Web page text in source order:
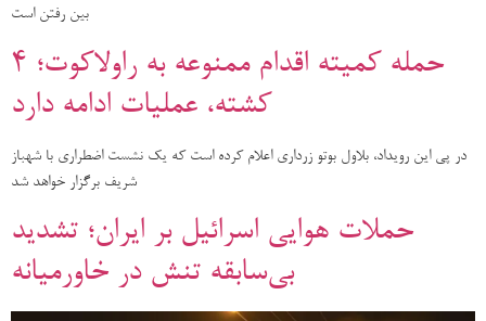
بین رفتن است
حمله کمیته اقدام ممنوعه به راولاکوت؛ ۴
کشته، عملیات ادامه دارد
در پی این رویداد، بلاول بوتو زرداری اعلام کرده است که یک نشست اضطراری با شهباز
شریف برگزار خواهد شد
حملات هوایی اسرائیل بر ایران؛ تشدید
بی‌سابقه تنش در خاورمیانه